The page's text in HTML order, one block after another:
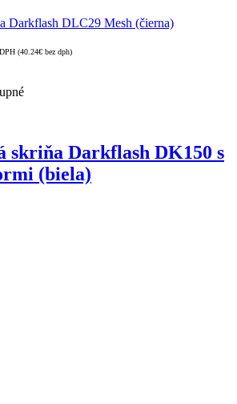
Darkflash DLC29 Mesh (čierna)
(40.24€ bez dph)
skriňa Darkflash DK150 s
(biela)